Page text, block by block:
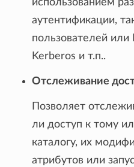
использованием
аутентификации,
пользователей или
Kerberos и т.п..
Отслеживание
Позволяет
ли доступ к тому
каталогу, их
атрибутов или